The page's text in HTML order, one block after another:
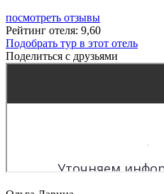
посмотреть отзывы
Рейтинг отеля: 9,60
Подобрать тур в этот отель
Поделиться с друзьями